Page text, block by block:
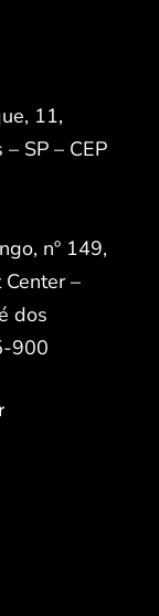
11,
SP – CEP
nº 149,
–
dos
900